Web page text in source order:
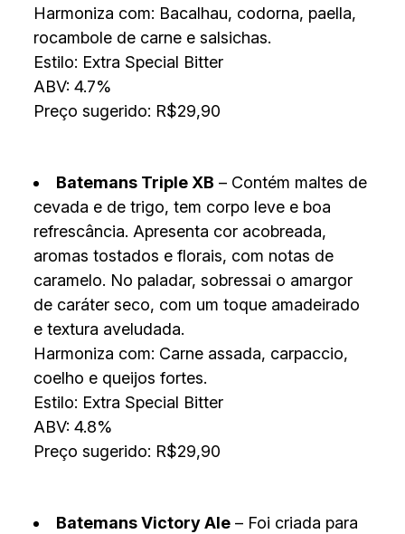
Harmoniza com: Bacalhau, codorna, paella,
rocambole de carne e salsichas.
Estilo: Extra Special Bitter
ABV: 4.7%
Preço sugerido: R$29,90
Batemans Triple XB – Contém maltes de
cevada e de trigo, tem corpo leve e boa
refrescância. Apresenta cor acobreada,
aromas tostados e florais, com notas de
caramelo. No paladar, sobressai o amargor
de caráter seco, com um toque amadeirado
e textura aveludada.
Harmoniza com: Carne assada, carpaccio,
coelho e queijos fortes.
Estilo: Extra Special Bitter
ABV: 4.8%
Preço sugerido: R$29,90
Batemans Victory Ale – Foi criada para